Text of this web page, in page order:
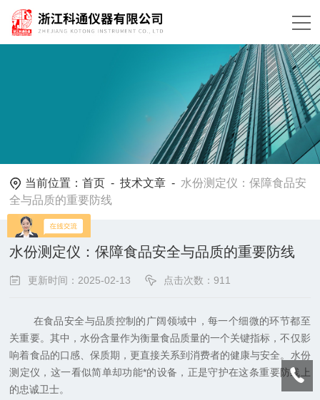
当前位置：首页 -技术文章 - 水份测定仪：保障食品安
全与品质的重要防线
水份测定仪：保障食品安全与品质的重要防线
更新时间：2025-02-13 点击次数：911
在食品安全与品质控制的广阔领域中，每一个细微的环节都至
关重要。其中，水份含量作为衡量食品质量的一个关键指标，不仅影
响着食品的口感、保质期，更直接关系到消费者的健康与安全。水份
测定仪，这一看似简单却功能*的设备，正是守护在这条重要防线上
的忠诚卫士。